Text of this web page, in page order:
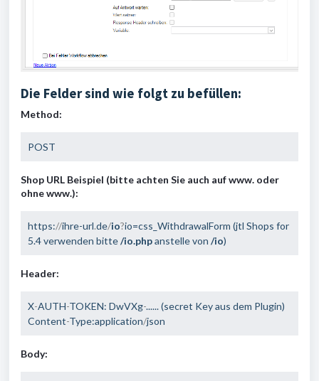
Die Felder sind wie folgt zu befüllen:
Method:
POST
Shop URL Beispiel (bitte achten Sie auch auf www. oder
ohne www.):
https://ihre-url.de/io?io=css_WithdrawalForm (jtl Shops for
5.4 verwenden bitte /io.php anstelle von /io)
Header:
X-AUTH-TOKEN: DwVXg-...... (secret Key aus dem Plugin)
Content-Type:application/json
Body: